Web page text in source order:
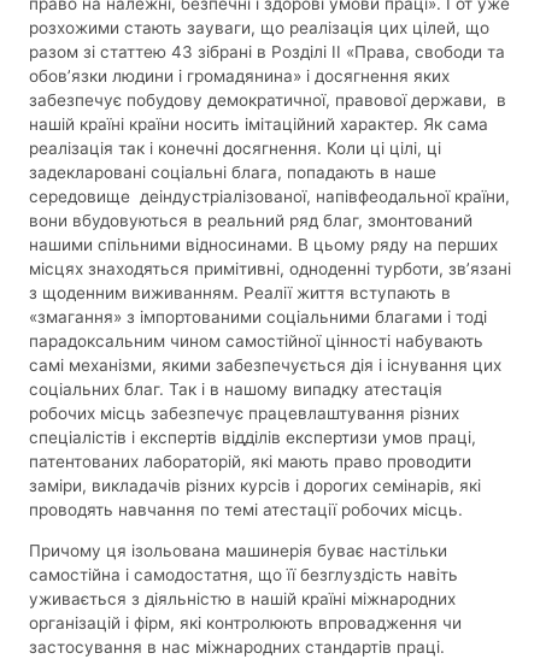
право на належні, безпечні і здорові умови праці». І от уже
розхожими стають зауваги, що реалізація цих цілей, що
разом зі статтею 43 зібрані в Розділі ІІ «Права, свободи та
обов’язки людини і громадянина» і досягнення яких
забезпечує побудову демократичної, правової держави, в
нашій країні країни носить імітаційний характер. Як сама
реалізація так і конечні досягнення. Коли ці цілі, ці
задекларовані соціальні блага, попадають в наше
середовище деіндустріалізованої, напівфеодальної країни,
вони вбудовуються в реальний ряд благ, змонтований
нашими спільними відносинами. В цьому ряду на перших
місцях знаходяться примітивні, одноденні турботи, зв’язані
з щоденним виживанням. Реалії життя вступають в
«змагання» з імпортованими соціальними благами і тоді
парадоксальним чином самостійної цінності набувають
самі механізми, якими забезпечується дія і існування цих
соціальних благ. Так і в нашому випадку атестація
робочих місць забезпечує працевлаштування різних
спеціалістів і експертів відділів експертизи умов праці,
патентованих лабораторій, які мають право проводити
заміри, викладачів різних курсів і дорогих семінарів, які
проводять навчання по темі атестації робочих місць.
Причому ця ізольована машинерія буває настільки
самостійна і самодостатня, що її безглуздість навіть
уживається з діяльністю в нашій країні міжнародних
організацій і фірм, які контролюють впровадження чи
застосування в нас міжнародних стандартів праці.